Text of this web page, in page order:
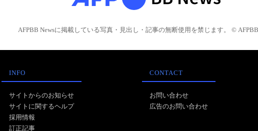
AFPBB Newsに掲載している写真・見出し・記事の無断使用を禁じます。 © AFPBB
INFO
サイトからのお知らせ
サイトに関するヘルプ
採用情報
訂正記事
CONTACT
お問い合わせ
広告のお問い合わせ